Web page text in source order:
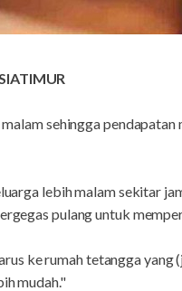
sehingga
lebih malam sekitar
pulang untuk
ke rumah tetangga yang
mudah."